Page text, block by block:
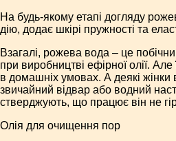
На будь-якому етапі догляду
дію, додає шкірі пружності та
Взагалі, рожева вода – це
при виробництві ефірної олії. Але
в домашніх умовах. А деякі жінки
звичайний відвар або водний
стверджують, що працює він не
Олія для очищення пор